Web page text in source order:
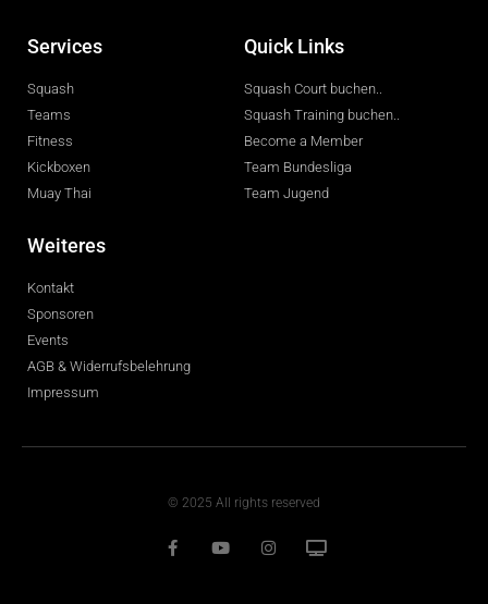
Services
Squash
Teams
Fitness
Kickboxen
Muay Thai
Quick Links
Squash Court buchen..
Squash Training buchen..
Become a Member
Team Bundesliga
Team Jugend
Weiteres
Kontakt
Sponsoren
Events
AGB & Widerrufsbelehrung
Impressum
© 2025 All rights reserved